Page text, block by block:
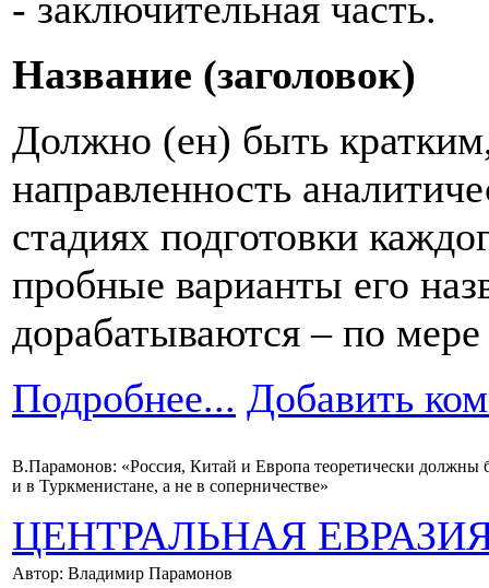
Название (заголовок)
Должно (ен) быть
направленность
стадиях подготовки
пробные варианты его
дорабатываются – по
Подробнее... Добавить
В.Парамонов: «Россия, Китай и Европа теоретически должны
и в Туркменистане, а не в соперничестве»
ЦЕНТРАЛЬНАЯ
Автор: Владимир Парамонов